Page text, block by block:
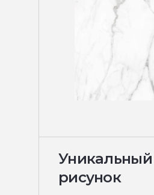
Уникальный
рисунок